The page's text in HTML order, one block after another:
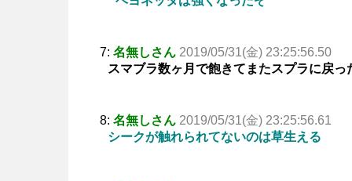
7: 名無しさん 2019/05/31(金) 23:25:56.50
スマブラ数ヶ月で飽きてまたスプラに戻っ
8: 名無しさん 2019/05/31(金) 23:25:56.61
シークが触れられてないのは草生える